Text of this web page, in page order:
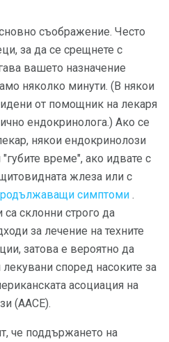
съображение. Често
за да се срещнете с
вашето назначение
няколко минути. (В някои
от помощник на лекаря
ендокринолога.) Ако се
някои ендокринолози
време", ако идвате с
жлеза или с
симптоми .
склонни строго да
за лечение на техните
затова е вероятно да
според насоките за
асоциация на
(AACE).
че поддържането на